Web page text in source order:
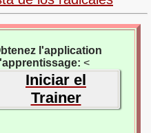
l'application
<
Iniciar el
Trainer